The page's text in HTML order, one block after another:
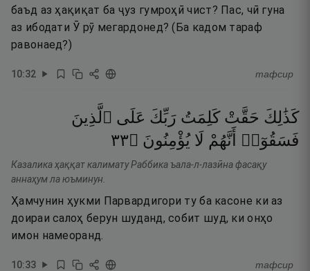
баъд аз ҳақиқат ба ҷуз гумроҳӣ чист? Пас, чӣ гуна
аз ибодати Ӯ рӯ мегардонед? (Ба кадом тараф
равонаед?)
10:32 тафсир
كَذَٰلِكَ حَقَّتْ كَلِمَتُ رَبِّكَ عَلَى ٱلَّذِينَ
فَسَقُوٓا۟ أَنَّهُمْ لَا يُؤْمِنُونَ ۝٣٣
Казалика ҳаққат калимату Раббика ъала-л-лазӣна фасақу
аннаҳум ла юъминун.
Ҳамчунин ҳукми Парвардигори ту ба касоне ки аз
доираи салоҳ берун шуданд, собит шуд, ки онҳо
имон намеоранд.
10:33 тафсир